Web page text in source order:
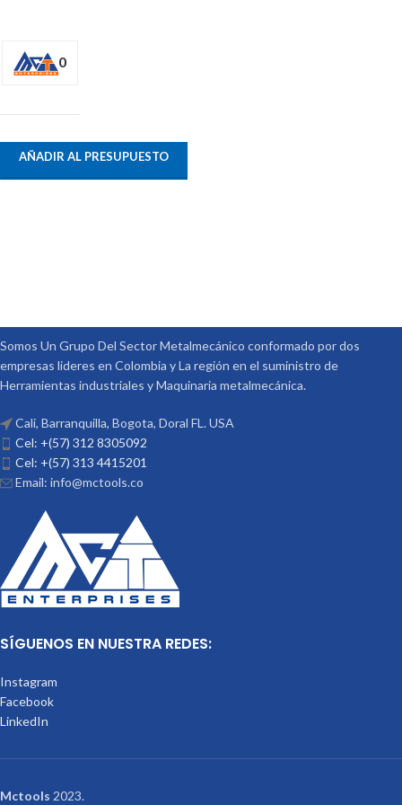
0
AÑADIR AL PRESUPUESTO
Somos Un Grupo Del Sector Metalmecánico conformado por dos
empresas lideres en Colombia y La región en el suministro de
Herramientas industriales y Maquinaria metalmecánica.
Cali, Barranquilla, Bogota, Doral FL. USA
Cel: +(57) 312 8305092
Cel: +(57) 313 4415201
Email: info@mctools.co
SÍGUENOS EN NUESTRA REDES:
Instagram
Facebook
LinkedIn
Mctools 2023.